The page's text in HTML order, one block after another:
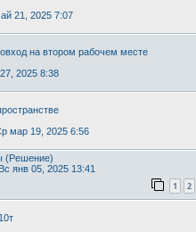
21, 2025 7:07
на втором рабочем месте
2025 8:38
мар 19, 2025 6:56
(Решение)
Вс янв 05, 2025 13:41
1 2